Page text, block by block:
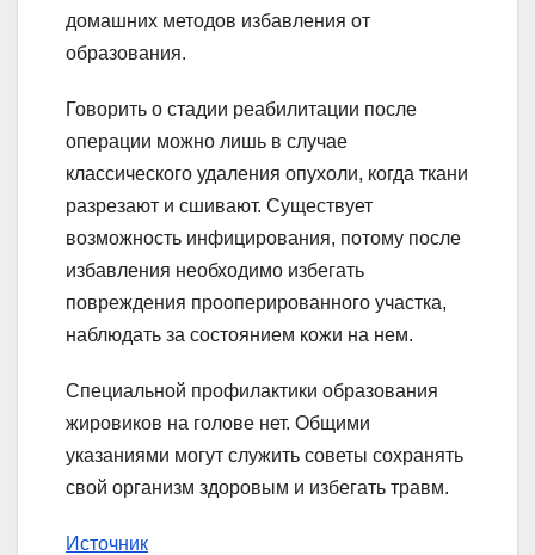
домашних методов избавления от
образования.
Говорить о стадии реабилитации после
операции можно лишь в случае
классического удаления опухоли, когда ткани
разрезают и сшивают. Существует
возможность инфицирования, потому после
избавления необходимо избегать
повреждения прооперированного участка,
наблюдать за состоянием кожи на нем.
Специальной профилактики образования
жировиков на голове нет. Общими
указаниями могут служить советы сохранять
свой организм здоровым и избегать травм.
Источник